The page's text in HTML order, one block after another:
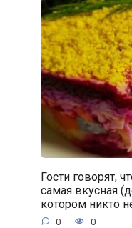
Гости говорят,
самая вкусная
котором никто
0 0